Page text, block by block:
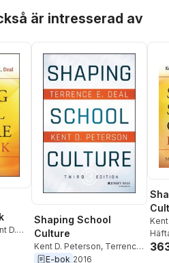
är intresserad av
D.
Shaping School
Culture
Kent D. Peterson, Terrence
E. Deal
E-bok 2016
E.